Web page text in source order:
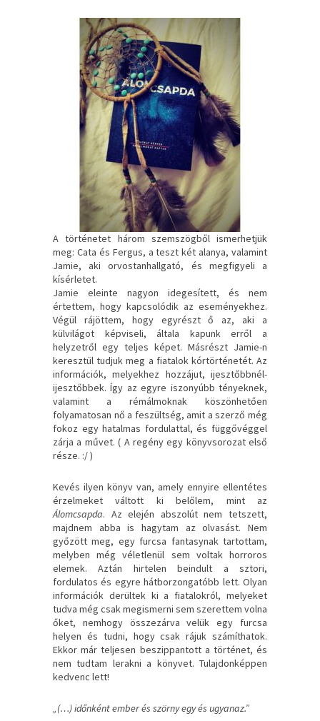
A történetet három szemszögből ismerhetjük
meg: Cata és Fergus, a teszt két alanya, valamint
Jamie, aki orvostanhallgató, és megfigyeli a
kísérletet.
Jamie eleinte nagyon idegesített, és nem
értettem, hogy kapcsolódik az eseményekhez.
Végül rájöttem, hogy egyrészt ő az, aki a
külvilágot képviseli, általa kapunk erről a
helyzetről egy teljes képet. Másrészt Jamie-n
keresztül tudjuk meg a fiatalok kórtörténetét. Az
információk, melyekhez hozzájut, ijesztőbbnél-
ijesztőbbek. Így az egyre iszonyúbb tényeknek,
valamint a rémálmoknak köszönhetően
folyamatosan nő a feszültség, amit a szerző még
fokoz egy hatalmas fordulattal, és függővéggel
zárja a művet. ( A regény egy könyvsorozat első
része. :/ )
Kevés ilyen könyv van, amely ennyire ellentétes
érzelmeket váltott ki belőlem, mint az
Álomcsapda. Az elején abszolút nem tetszett,
majdnem abba is hagytam az olvasást. Nem
győzött meg, egy furcsa fantasynak tartottam,
melyben még véletlenül sem voltak horroros
elemek. Aztán hirtelen beindult a sztori,
fordulatos és egyre hátborzongatóbb lett. Olyan
információk derültek ki a fiatalokról, melyeket
tudva még csak megismerni sem szerettem volna
őket, nemhogy összezárva velük egy furcsa
helyen és tudni, hogy csak rájuk számíthatok.
Ekkor már teljesen beszippantott a történet, és
nem tudtam lerakni a könyvet. Tulajdonképpen
kedvenc lett!
„(…) időnként ember és szörny egy és ugyanaz.”